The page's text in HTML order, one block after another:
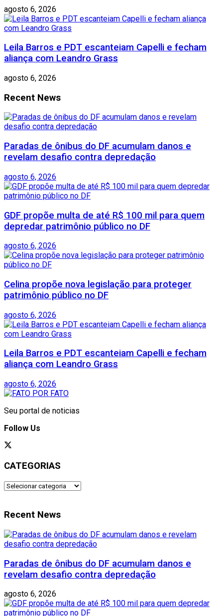
agosto 6, 2026
Leila Barros e PDT escanteiam Capelli e fecham
aliança com Leandro Grass
agosto 6, 2026
Recent News
Paradas de ônibus do DF acumulam danos e
revelam desafio contra depredação
agosto 6, 2026
GDF propõe multa de até R$ 100 mil para quem
depredar patrimônio público no DF
agosto 6, 2026
Celina propõe nova legislação para proteger
patrimônio público no DF
agosto 6, 2026
Leila Barros e PDT escanteiam Capelli e fecham
aliança com Leandro Grass
agosto 6, 2026
Seu portal de noticias
Follow Us
CATEGORIAS
CATEGORIAS
Recent News
Paradas de ônibus do DF acumulam danos e
revelam desafio contra depredação
agosto 6, 2026